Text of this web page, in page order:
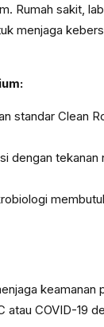
Rumah sakit,
menjaga
standar Clean
dengan
keamanan
atau COVID-19